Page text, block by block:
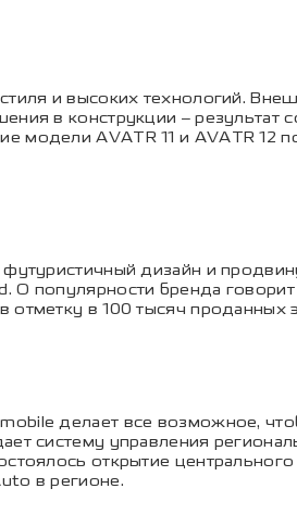
и высоких технологий.
в конструкции – результат
модели AVATR 11 и AVATR 12
дизайн и
популярности бренда
в 100 тысяч проданных
делает все возможное,
систему управления
открытие
в регионе.